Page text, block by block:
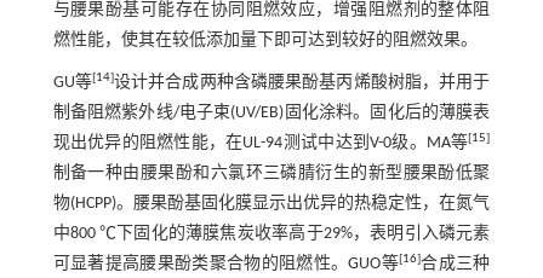
与腰果酚基可能存在协同阻燃效应，增强阻燃剂的整体阻
燃性能，使其在较低添加量下即可达到较好的阻燃效果。
GU等[14]设计并合成两种含磷腰果酚基丙烯酸树脂，并用于
制备阻燃紫外线/电子束(UV/EB)固化涂料。固化后的薄膜表
现出优异的阻燃性能，在UL-94测试中达到V-0级。MA等[15]
制备一种由腰果酚和六氯环三磷腈衍生的新型腰果酚低聚
物(HCPP)。腰果酚基固化膜显示出优异的热稳定性，在氮气
中800 ℃下固化的薄膜焦炭收率高于29%，表明引入磷元素
可显著提高腰果酚类聚合物的阻燃性。GUO等[16]合成三种